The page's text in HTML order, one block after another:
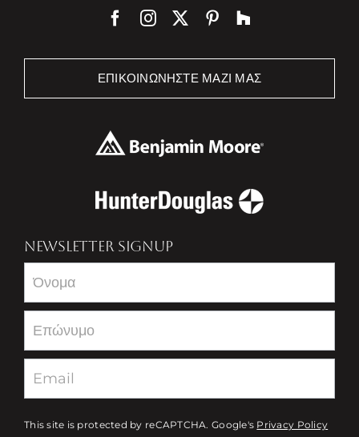
ΕΠΙΚΟΙΝΩΝΉΣΤΕ ΜΑΖΊ ΜΑΣ
NEWSLETTER SIGNUP
Newsletter
This site is protected by reCAPTCHA. Google's Privacy Policy